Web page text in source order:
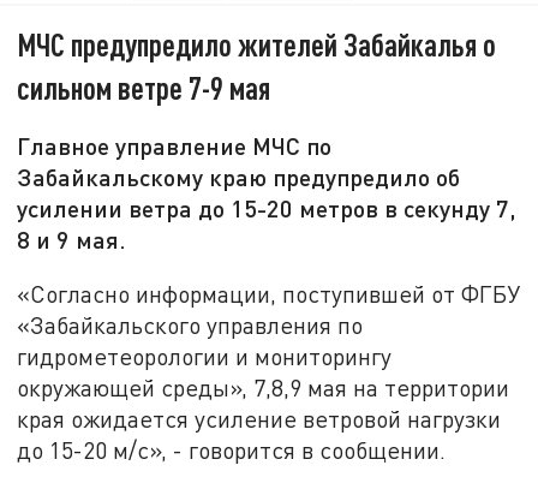
МЧС предупредило жителей Забайкалья о
сильном ветре 7-9 мая
Главное управление МЧС по
Забайкальскому краю предупредило об
усилении ветра до 15-20 метров в секунду 7,
8 и 9 мая.
«Согласно информации, поступившей от ФГБУ
«Забайкальского управления по
гидрометеорологии и мониторингу
окружающей среды», 7,8,9 мая на территории
края ожидается усиление ветровой нагрузки
до 15-20 м/с», - говорится в сообщении.